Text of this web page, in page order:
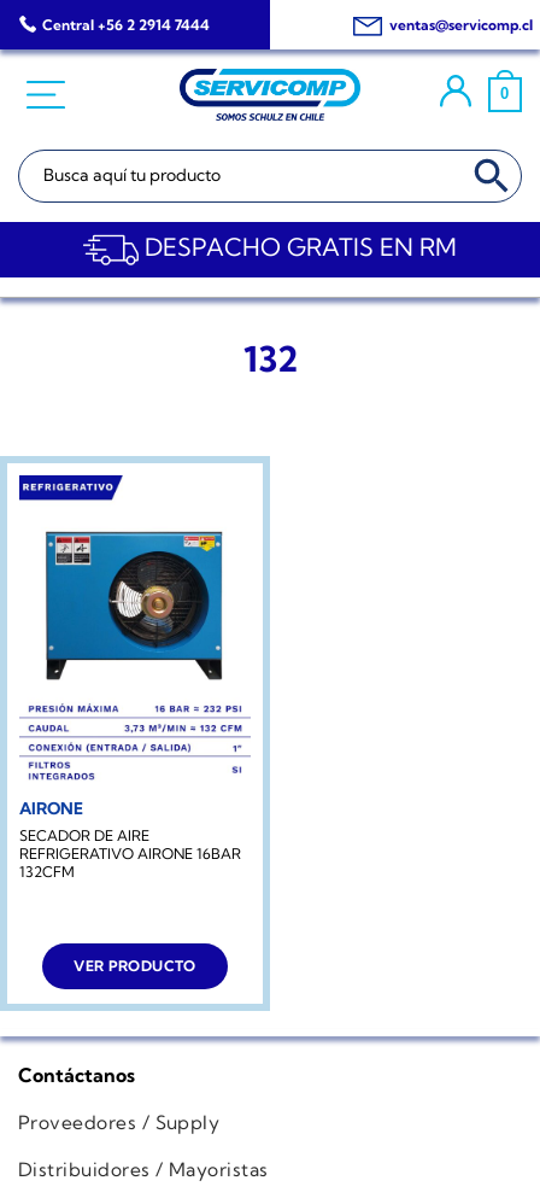
Saltar
al
Central +56 2 2914 7444 ventas@servicomp.cl
0
Buscar: BOTÓN DE
DESPACHO GRATIS EN RM
132
AIRONE
SECADOR DE AIRE
REFRIGERATIVO AIRONE 16BAR
132CFM
VER PRODUCTO
Contáctanos
Proveedores / Supply
Distribuidores / Mayoristas